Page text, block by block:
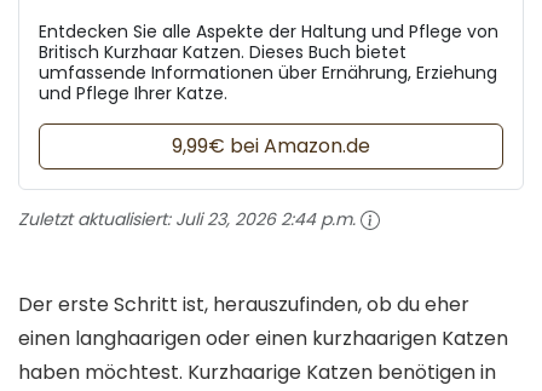
Entdecken Sie alle Aspekte der Haltung und Pflege von
Britisch Kurzhaar Katzen. Dieses Buch bietet
umfassende Informationen über Ernährung, Erziehung
und Pflege Ihrer Katze.
9,99€ bei Amazon.de
Zuletzt aktualisiert: Juli 23, 2026 2:44 p.m.
Der erste Schritt ist, herauszufinden, ob du eher
einen langhaarigen oder einen kurzhaarigen Katzen
haben möchtest. Kurzhaarige Katzen benötigen in